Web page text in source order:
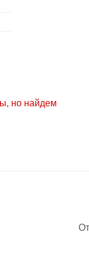
но найдем